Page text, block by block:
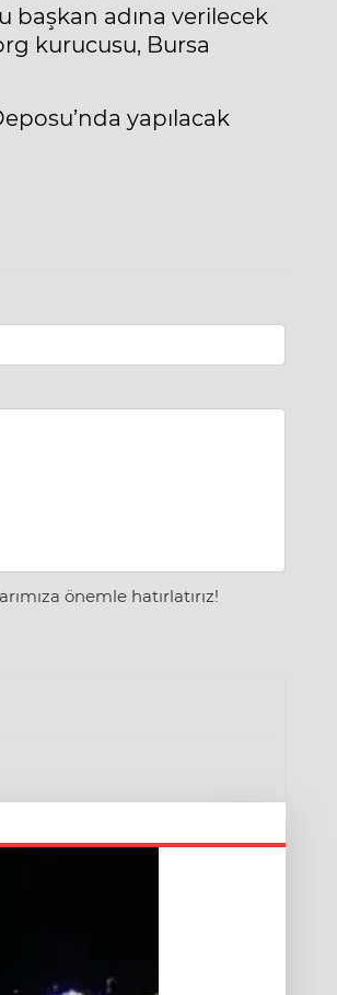
başkan adına verilecek
kurucusu, Bursa
yapılacak
önemle hatırlatırız!